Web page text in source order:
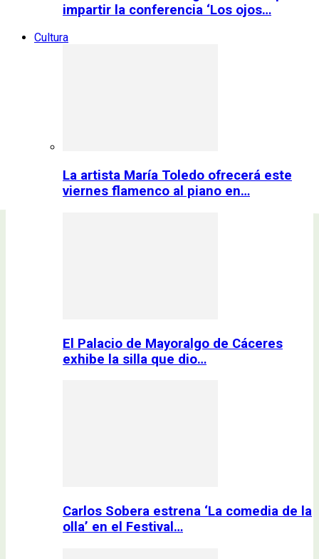
impartir la conferencia ‘Los ojos…
Cultura
La artista María Toledo ofrecerá este
viernes flamenco al piano en…
El Palacio de Mayoralgo de Cáceres
exhibe la silla que dio…
Carlos Sobera estrena ‘La comedia de la
olla’ en el Festival…